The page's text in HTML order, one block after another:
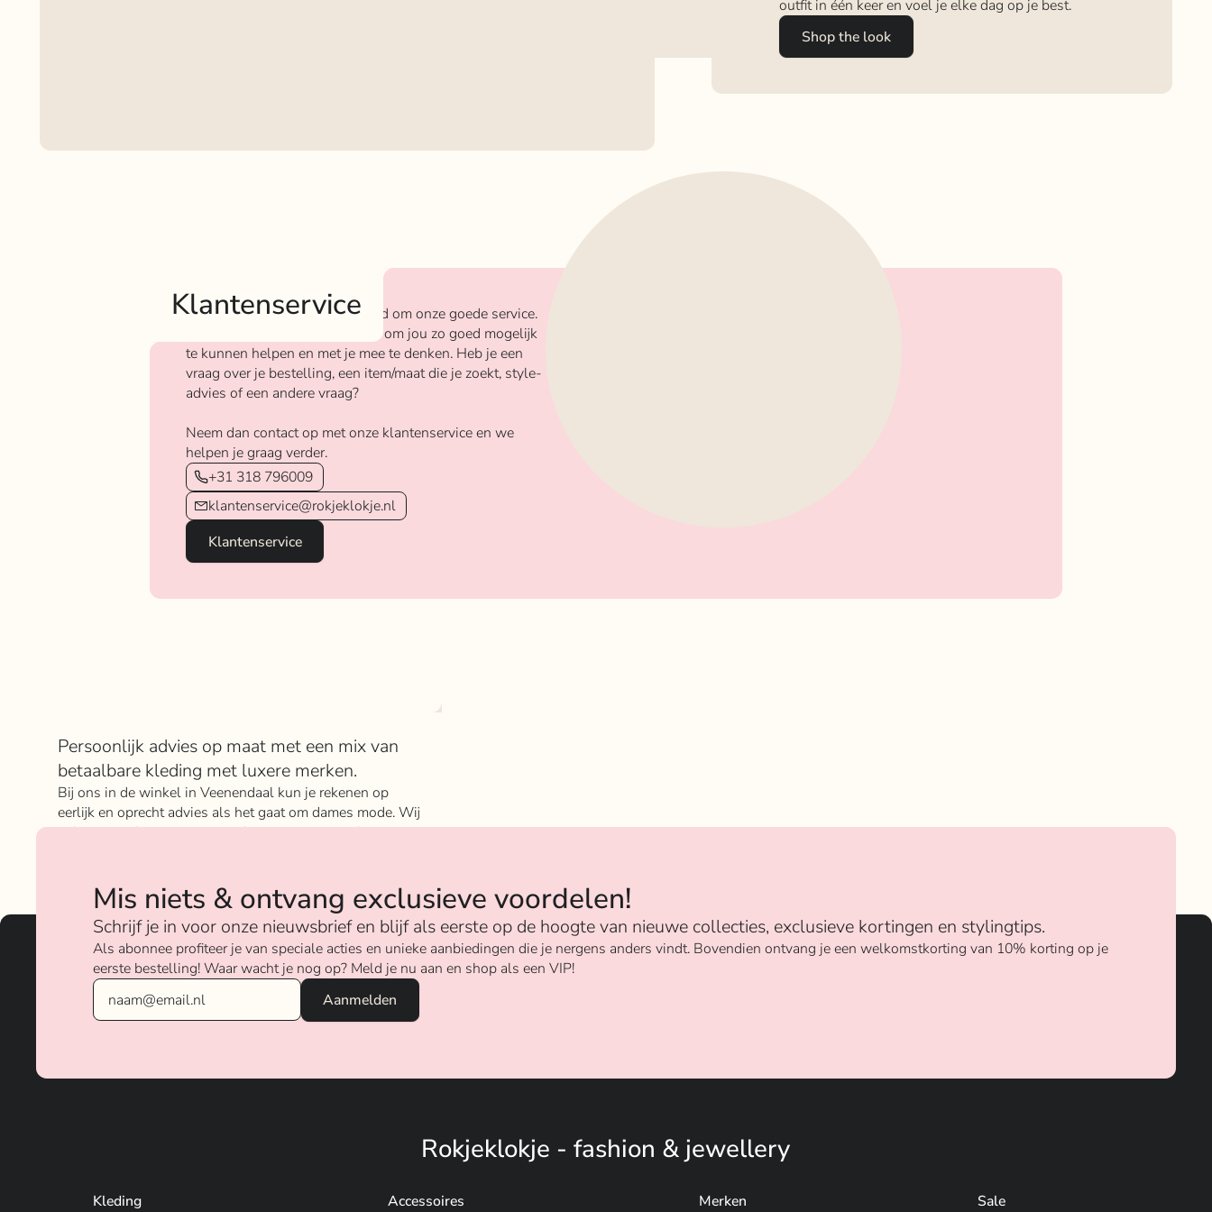
outfit in één keer en voel je elke dag op je best.
Shop the look
Klantenservice
Bij Rokjeklokje staan we bekend om onze goede service.
We vinden het super belangrijk om jou zo goed mogelijk
te kunnen helpen en met je mee te denken. Heb je een
vraag over je bestelling, een item/maat die je zoekt, style-
advies of een andere vraag?
Neem dan contact op met onze klantenservice en we
helpen je graag verder.
+31 318 796009
klantenservice@rokjeklokje.nl
Klantenservice
Over Rokje Klokje
Persoonlijk advies op maat met een mix van
betaalbare kleding met luxere merken.
Bij ons in de winkel in Veenendaal kun je rekenen op
eerlijk en oprecht advies als het gaat om dames mode. Wij
geloven sterk in ons concept; het mixen en matchen van
Over ons
Mis niets & ontvang exclusieve voordelen!
Schrijf je in voor onze nieuwsbrief en blijf als eerste op de hoogte van nieuwe collecties, exclusieve kortingen en stylingtips.
Als abonnee profiteer je van speciale acties en unieke aanbiedingen die je nergens anders vindt. Bovendien ontvang je een welkomstkorting van 10% korting op je
eerste bestelling! Waar wacht je nog op? Meld je nu aan en shop als een VIP!
Rokjeklokje - fashion & jewellery
Kleding Accessoires Merken Sale